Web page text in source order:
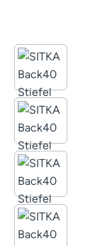
Bildergalerie